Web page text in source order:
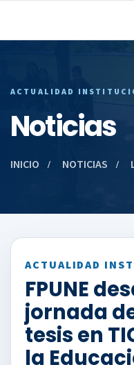
ACTUALIDAD
Noticias
INICIO NOTICIAS
ACTUALIDAD
FPUNE
jornada
tesis en
la